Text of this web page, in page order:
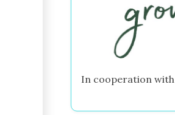
In cooperation with